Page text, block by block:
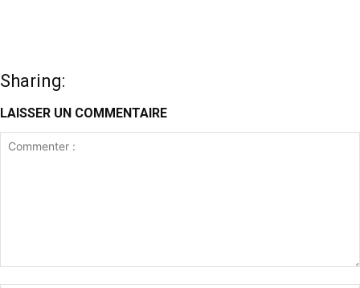
Sharing:
LAISSER UN COMMENTAIRE